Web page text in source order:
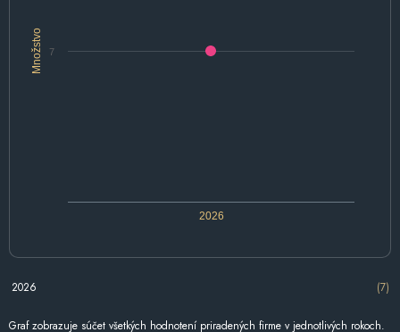
Množstvo
2026
7
2026 (7)
Graf zobrazuje súčet všetkých hodnotení priradených firme v jednotlivých rokoch.